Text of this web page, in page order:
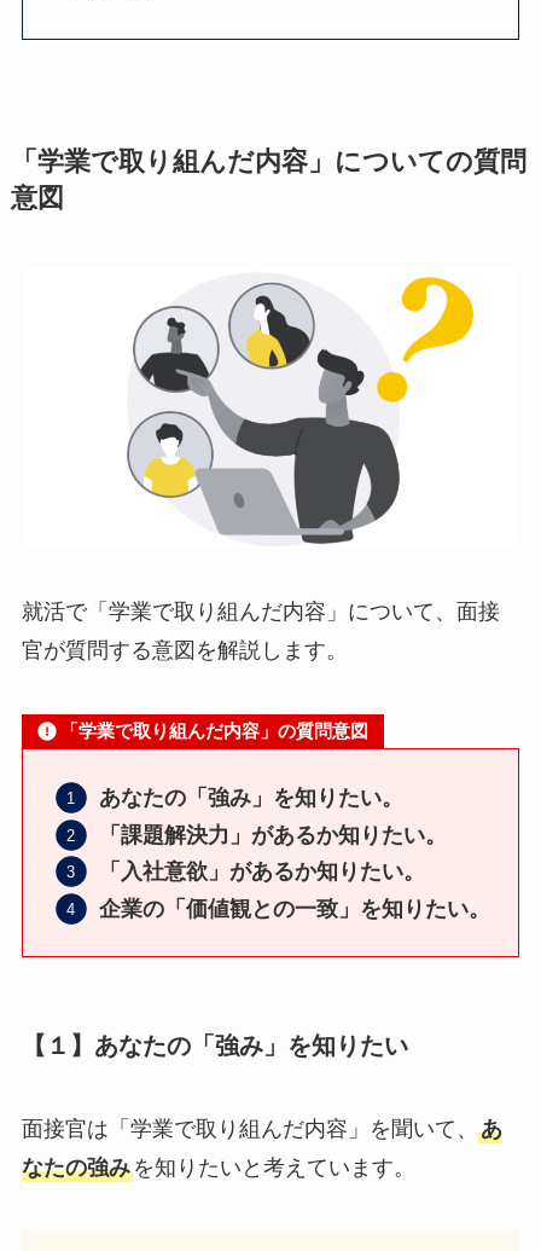
「学業で取り組んだ内容」についての質問
意図
就活で「学業で取り組んだ内容」について、面接
官が質問する意図を解説します。
「学業で取り組んだ内容」の質問意図
あなたの「強み」を知りたい。
「課題解決力」があるか知りたい。
「入社意欲」があるか知りたい。
企業の「価値観との一致」を知りたい。
【１】あなたの「強み」を知りたい
面接官は「学業で取り組んだ内容」を聞いて、 あ
なたの強みを知りたいと考えています。